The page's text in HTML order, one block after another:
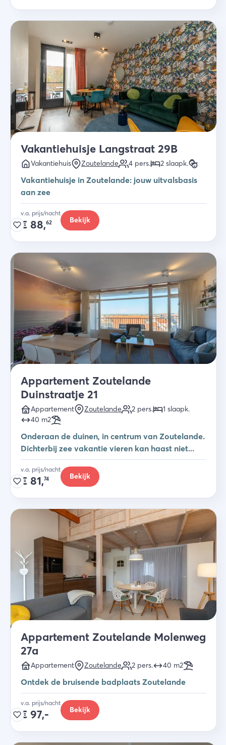
Vakantiehuisje Langstraat 29B
Vakantiehuis Zoutelande 4 pers. 2 slaapk.
Vakantiehuisje in Zoutelande: jouw uitvalsbasis
aan zee
v.a. prijs/nacht
€ 88,62 Bekijk
Appartement Zoutelande
Duinstraatje 21
Appartement Zoutelande 2 pers. 1 slaapk.
40 m2
Onderaan de duinen, in centrum van Zoutelande.
Dichterbij zee vakantie vieren kan haast niet...
v.a. prijs/nacht
€ 81,74 Bekijk
Appartement Zoutelande Molenweg
27a
Appartement Zoutelande 2 pers. 40 m2
Ontdek de bruisende badplaats Zoutelande
v.a. prijs/nacht
€ 97,- Bekijk